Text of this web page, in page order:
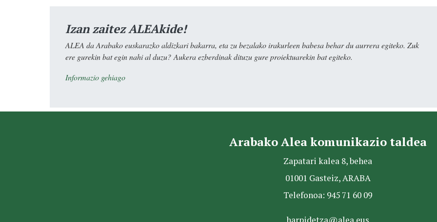
Izan zaitez ALEAkide!
ALEA da Arabako euskarazko aldizkari bakarra, eta zu bezalako irakurleen babesa behar du aurrera egiteko. Zuk
ere gurekin bat egin nahi al duzu? Aukera ezberdinak dituzu gure proiektuarekin bat egiteko.
Informazio gehiago
Arabako Alea komunikazio taldea
Zapatari kalea 8, behea
01001 Gasteiz, ARABA
Telefonoa: 945 71 60 09
harpidetza@alea.eus